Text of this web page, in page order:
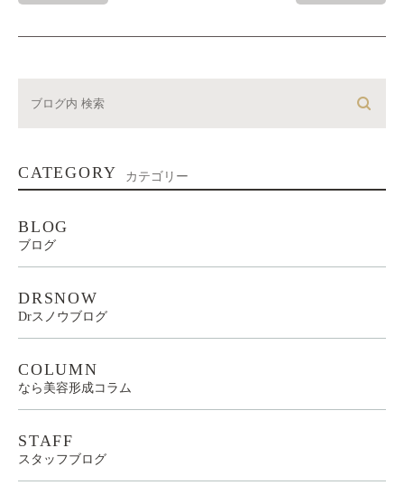
CATEGORY カテゴリー
BLOG
ブログ
DRSNOW
Drスノウブログ
COLUMN
なら美容形成コラム
STAFF
スタッフブログ